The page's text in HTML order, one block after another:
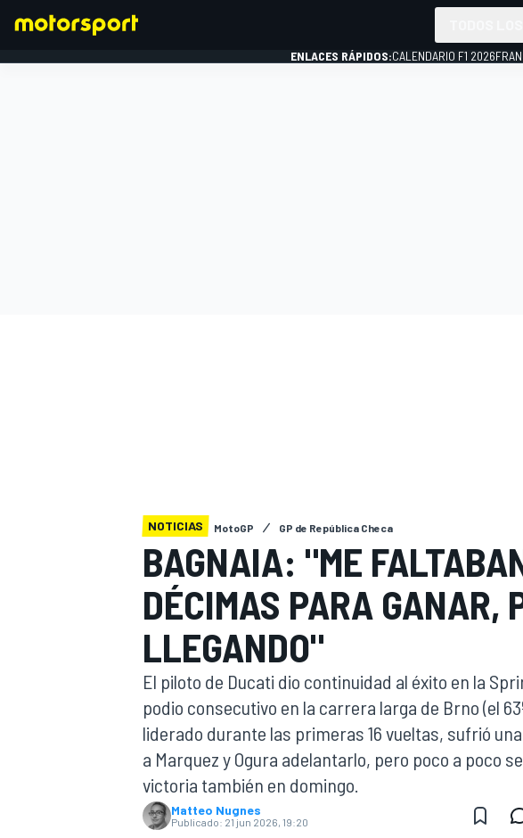
MOTOGP
ENLACES RÁPIDOS:CALENDARIO F1 2026
NOTICIAS MotoGP GP de República Checa
BAGNAIA: "ME
DÉCIMAS PARA GANAR,
LLEGANDO"
El piloto de Ducati dio continuidad al éxito en la
podio consecutivo en la carrera larga de Brno (el
liderado durante las primeras 16 vueltas, sufrió
a Marquez y Ogura adelantarlo, pero poco a poco
victoria también en domingo.
Matteo Nugnes
Publicado: 21 jun 2026, 19:20